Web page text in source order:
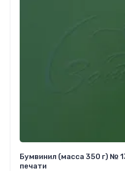
Бумвинил (масса 350 г) №
печати